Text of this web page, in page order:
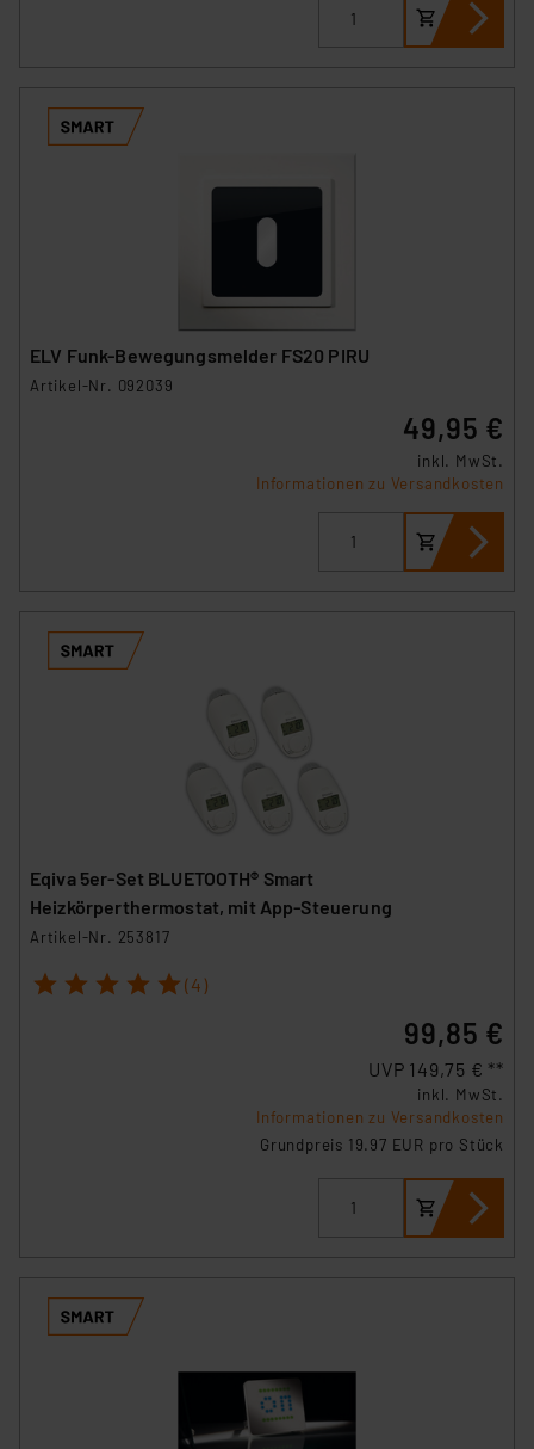
ELV Funk-Bewegungsmelder FS20 PIRU
Artikel-Nr. 092039
49,95 €
inkl. MwSt.
Informationen zu Versandkosten
Eqiva 5er-Set BLUETOOTH® Smart
Heizkörperthermostat, mit App-Steuerung
Artikel-Nr. 253817
1 2 3 4 5 (4)
99,85 €
UVP 149,75 € **
inkl. MwSt.
Informationen zu Versandkosten
Grundpreis 19.97 EUR pro Stück